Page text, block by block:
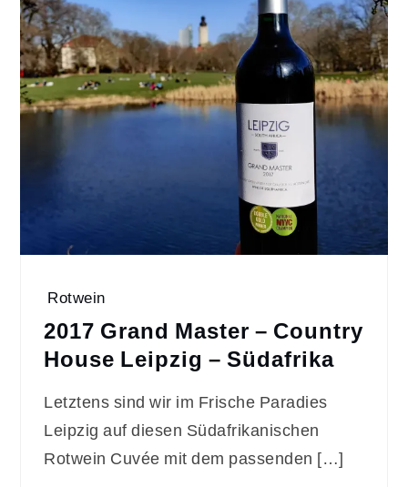
Rotwein
2017 Grand Master – Country
House Leipzig – Südafrika
Letztens sind wir im Frische Paradies
Leipzig auf diesen Südafrikanischen
Rotwein Cuvée mit dem passenden […]